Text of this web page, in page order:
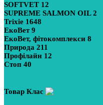
SOFTVET 12
SUPREME SALMON OIL2
Trixie 1648
ЕкоВет9
ЕкоВет, фітокомплекси 8
Природа 211
Профілайн 12
Стоп 40
Товар Клас